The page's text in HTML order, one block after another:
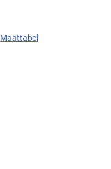
Maattabel